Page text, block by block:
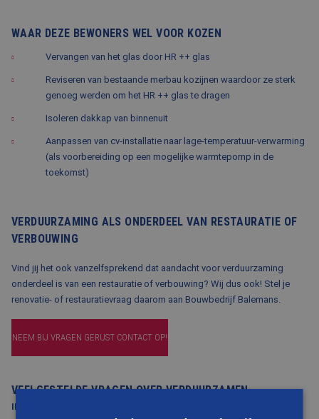
WAAR DEZE BEWONERS WEL VOOR KOZEN
Vervangen van het glas door HR ++ glas
Reviseren van bestaande merbau kozijnen waardoor ze sterk
genoeg werden om het HR ++ glas te dragen
Isoleren dakkap van binnenuit
Aanpassen van cv-installatie naar lage-temperatuur-verwarming
(als voorbereiding op een mogelijke warmtepomp in de
toekomst)
VERDUURZAMING ALS ONDERDEEL VAN RESTAURATIE OF
VERBOUWING
Vind jij het ook vanzelfsprekend dat aandacht voor verduurzaming
onderdeel is van een restauratie of verbouwing? Wij dus ook! Stel je
renovatie- of restauratievraag daarom aan Bouwbedrijf Balemans.
NEEM BIJ VRAGEN GERUST CONTACT OP!
VEELGESTELDE VRAGEN OVER VERDUURZAMEN
IN HET SPECIFIEKE GEVAL VAN JAREN 70-WONINGEN